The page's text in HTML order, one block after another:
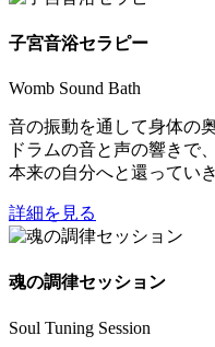
子宮音浴セラピー
Womb Sound Bath
音の振動を通して身体の
ドラムの音と声の響きで
本来の自分へと還っていき
詳細を見る
魂の調律セッション
Soul Tuning Session